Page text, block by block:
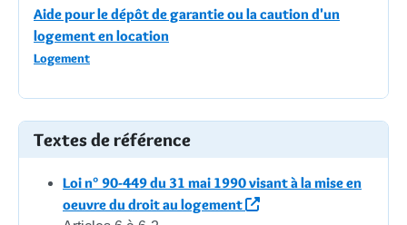
Aide pour le dépôt de garantie ou la caution d'un
logement en location
Logement
Textes de référence
Loi n° 90-449 du 31 mai 1990 visant à la mise en
oeuvre du droit au logement